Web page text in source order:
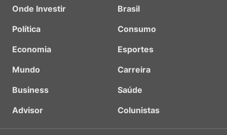
Onde Investir
Política
Economia
Mundo
Business
Advisor
Brasil
Consumo
Esportes
Carreira
Saúde
Colunistas